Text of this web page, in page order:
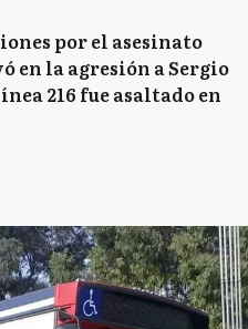
por el asesinato
en la agresión a Sergio
216 fue asaltado en